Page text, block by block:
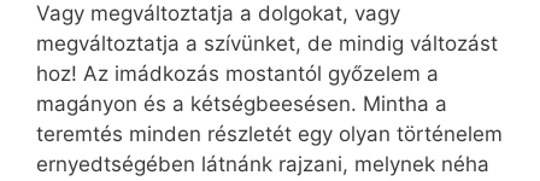
Vagy megváltoztatja a dolgokat, vagy
megváltoztatja a szívünket, de mindig változást
hoz! Az imádkozás mostantól győzelem a
magányon és a kétségbeesésen. Mintha a
teremtés minden részletét egy olyan történelem
ernyedtségében látnánk rajzani, melynek néha